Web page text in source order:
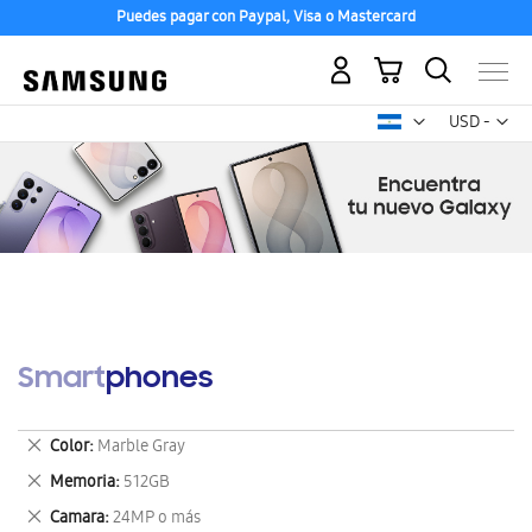
Puedes pagar con Paypal, Visa o Mastercard
USD -
dólar
Mi carrito
Smartphones
Color Marble Gray
Eliminar
este
artículo
Memoria 512GB
Eliminar
este
Camara 24MP o más
Eliminar